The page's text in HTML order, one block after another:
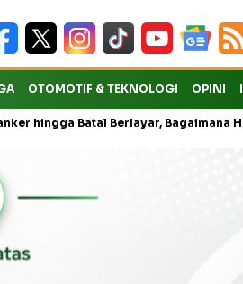
OTOMOTIF & TEKNOLOGI OPINI
Batal Berlayar, Bagaimana Hak